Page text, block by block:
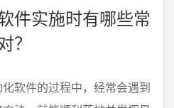
件实施时有哪些常
？
软件的过程中，经常会遇到